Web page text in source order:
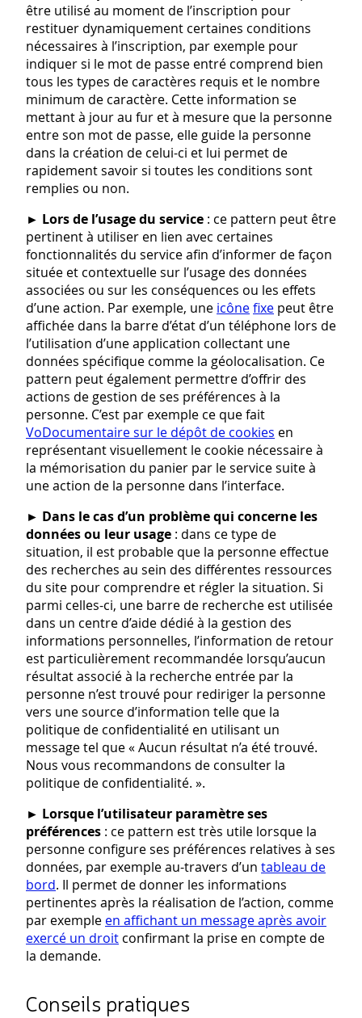
être utilisé au moment de l’inscription pour
restituer dynamiquement certaines conditions
nécessaires à l’inscription, par exemple pour
indiquer si le mot de passe entré comprend bien
tous les types de caractères requis et le nombre
minimum de caractère. Cette information se
mettant à jour au fur et à mesure que la personne
entre son mot de passe, elle guide la personne
dans la création de celui-ci et lui permet de
rapidement savoir si toutes les conditions sont
remplies ou non.
► Lors de l’usage du service : ce pattern peut être
pertinent à utiliser en lien avec certaines
fonctionnalités du service afin d’informer de façon
située et contextuelle sur l’usage des données
associées ou sur les conséquences ou les effets
d’une action. Par exemple, une icônefixe peut être
affichée dans la barre d’état d’un téléphone lors de
l’utilisation d’une application collectant une
données spécifique comme la géolocalisation. Ce
pattern peut également permettre d’offrir des
actions de gestion de ses préférences à la
personne. C’est par exemple ce que fait
VoDocumentaire sur le dépôt de cookies en
représentant visuellement le cookie nécessaire à
la mémorisation du panier par le service suite à
une action de la personne dans l’interface.
► Dans le cas d’un problème qui concerne les
données ou leur usage : dans ce type de
situation, il est probable que la personne effectue
des recherches au sein des différentes ressources
du site pour comprendre et régler la situation. Si
parmi celles-ci, une barre de recherche est utilisée
dans un centre d’aide dédié à la gestion des
informations personnelles, l’information de retour
est particulièrement recommandée lorsqu’aucun
résultat associé à la recherche entrée par la
personne n’est trouvé pour rediriger la personne
vers une source d’information telle que la
politique de confidentialité en utilisant un
message tel que « Aucun résultat n’a été trouvé.
Nous vous recommandons de consulter la
politique de confidentialité. ».
► Lorsque l’utilisateur paramètre ses
préférences : ce pattern est très utile lorsque la
personne configure ses préférences relatives à ses
données, par exemple au-travers d’un tableau de
bord. Il permet de donner les informations
pertinentes après la réalisation de l’action, comme
par exemple en affichant un message après avoir
exercé un droit confirmant la prise en compte de
la demande.
Conseils pratiques